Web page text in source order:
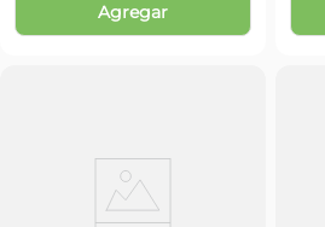
Agregar